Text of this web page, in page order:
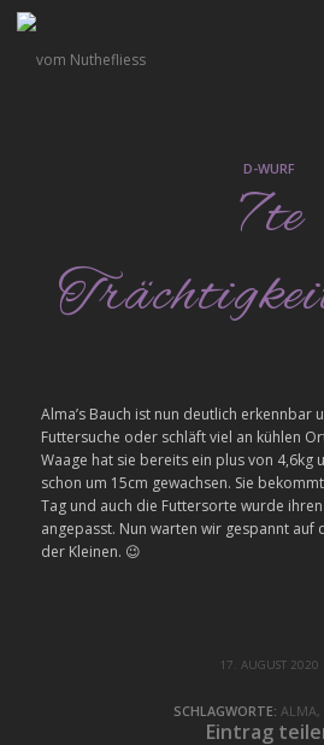
D-WURF
7te
Alma’s Bauch ist nun deutlich erkennbar
Futtersuche oder schläft viel an kühlen
Waage hat sie bereits ein plus von 4,6kg
schon um 15cm gewachsen. Sie
Tag und auch die Futtersorte wurde
angepasst. Nun warten wir gespannt auf
der Kleinen. 😉
17. AUGUST 2020
SCHLAGWORTE: ALMA,
Eintrag